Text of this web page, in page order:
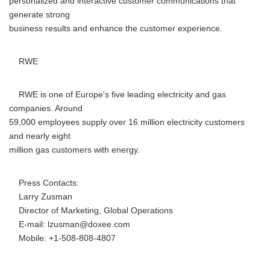
generate strong
business results and enhance the customer experience.
RWE
RWE is one of Europe's five leading electricity and gas
companies. Around
59,000 employees supply over 16 million electricity customers
and nearly eight
million gas customers with energy.
Press Contacts:
Larry Zusman
Director of Marketing, Global Operations
E-mail: lzusman@doxee.com
Mobile: +1-508-808-4807